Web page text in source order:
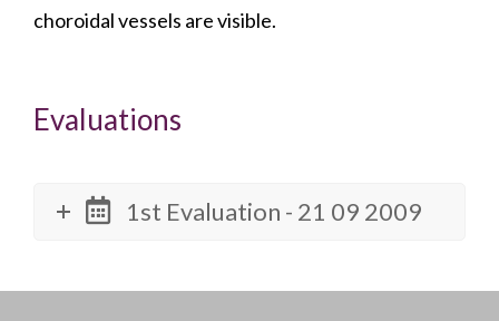
choroidal vessels are visible.
Evaluations
1st Evaluation - 21 09 2009